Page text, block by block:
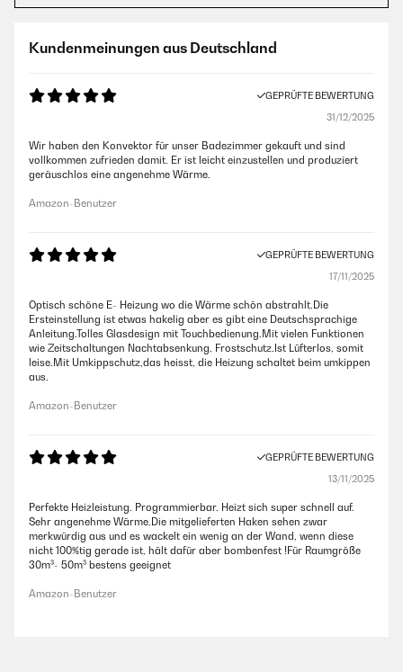
Kundenmeinungen aus Deutschland
GEPRÜFTE BEWERTUNG
31/12/2025
Wir haben den Konvektor für unser Badezimmer gekauft und sind
vollkommen zufrieden damit. Er ist leicht einzustellen und produziert
geräuschlos eine angenehme Wärme.
Amazon-Benutzer
GEPRÜFTE BEWERTUNG
17/11/2025
Optisch schöne E- Heizung wo die Wärme schön abstrahlt.Die
Ersteinstellung ist etwas hakelig aber es gibt eine Deutschsprachige
Anleitung.Tolles Glasdesign mit Touchbedienung.Mit vielen Funktionen
wie Zeitschaltungen Nachtabsenkung, Frostschutz.Ist Lüfterlos, somit
leise.Mit Umkippschutz,das heisst, die Heizung schaltet beim umkippen
aus.
Amazon-Benutzer
GEPRÜFTE BEWERTUNG
13/11/2025
Perfekte Heizleistung. Programmierbar. Heizt sich super schnell auf.
Sehr angenehme Wärme.Die mitgelieferten Haken sehen zwar
merkwürdig aus und es wackelt ein wenig an der Wand, wenn diese
nicht 100%tig gerade ist, hält dafür aber bombenfest !Für Raumgröße
30m³- 50m³ bestens geeignet
Amazon-Benutzer